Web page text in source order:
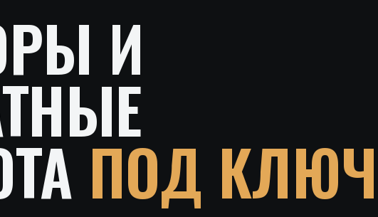
И
ПОД КЛЮЧ